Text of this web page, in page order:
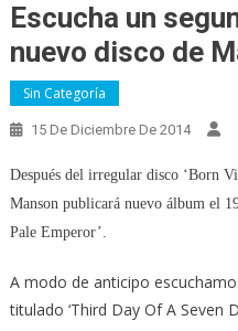
Escucha un
nuevo disco de
Sin Categoría
15 De Diciembre De 2014
Después del irregular disco ‘Born
Manson publicará nuevo álbum el
Pale Emperor’.
A modo de anticipo
titulado ‘Third Day Of A Seven